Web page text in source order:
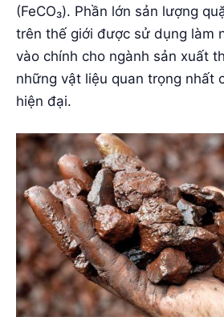
(FeCO₃). Phần lớn sản lượng
trên thế giới được sử dụng làm
vào chính cho ngành sản xuất
những vật liệu quan trọng nhất
hiện đại.